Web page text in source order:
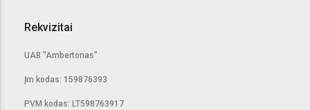
Rekvizitai
UAB "Ambertonas"
Įm kodas: 159876393
PVM kodas: LT598763917